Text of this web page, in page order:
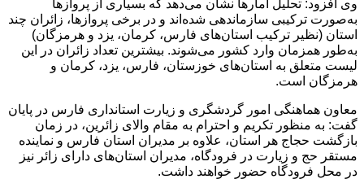
وی افزود: تحلیل آمارها نشان می‌دهد که بسیاری از پروازها
به‌صورت ترکیبی سازماندهی شده‌اند و در برخی پروازها، زائران چند
استان (نظیر ترکیب استان‌های فارس، کرمان، یزد و هرمزگان)
به‌طور همزمان وارد کشور می‌شوند. بیشترین تعداد زائران در این
لیست متعلق به استان‌های خوزستان، فارس، یزد، کرمان و
هرمزگان است.
معاون هماهنگی امور گردشگری و زیارت استانداری فارس در پایان
گفت: به منظور تکریم و احترام به مقام والای زائرین، در زمان
بازگشت حجاج هر استان، علاوه بر مدیران استان فارس و نماینده
مستقر حج و زیارت در فرودگاه، مدیران استان‌های دارای زائر نیز
در محل فرودگاه حضور خواهند داشت.